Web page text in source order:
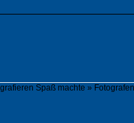
Spaß machte » Fotografen